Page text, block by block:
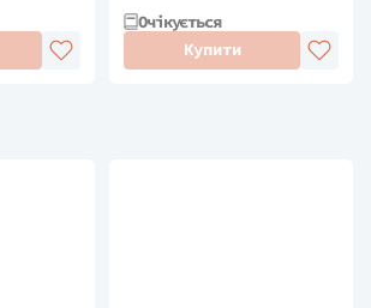
Очікується
Купити